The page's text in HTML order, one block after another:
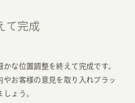
て完成
な位置調整を終えて完成です。
やお客様の意見を取り入れブラッ
ょう。